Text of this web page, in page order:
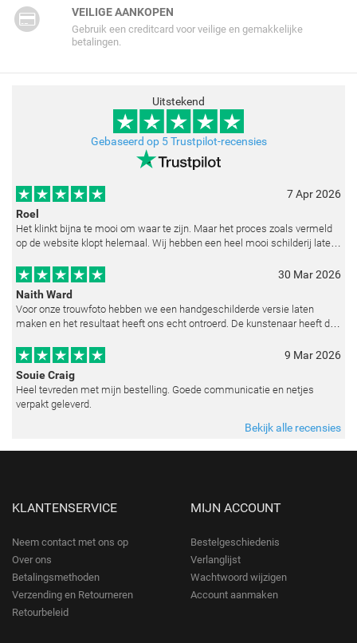
VEILIGE AANKOPEN
Gebruik een creditcard voor veilige en gemakkelijke
betalingen.
Uitstekend
Gebaseerd op 5 Trustpilot-recensies
7 Apr 2026
Roel
Het klinkt bijna te mooi om waar te zijn. Maar het proces zoals vermeld
op de website klopt helemaal. Wij hebben een heel mooi schilderij laten
30 Mar 2026
Naith Ward
Voor onze trouwfoto hebben we een handgeschilderde versie laten
maken en het resultaat heeft ons echt ontroerd. De kunstenaar heeft de
9 Mar 2026
Souie Craig
Heel tevreden met mijn bestelling. Goede communicatie en netjes
verpakt geleverd.
Bekijk alle recensies
KLANTENSERVICE
Neem contact met ons op
Over ons
Betalingsmethoden
Verzending en Retourneren
Retourbeleid
MIJN ACCOUNT
Bestelgeschiedenis
Verlanglijst
Wachtwoord wijzigen
Account aanmaken